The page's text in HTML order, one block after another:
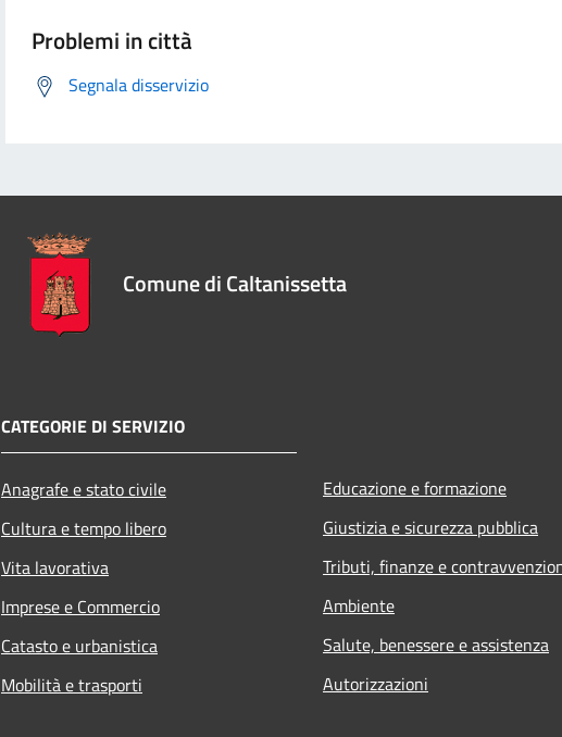
Problemi in città
Segnala disservizio
Comune di Caltanissetta
CATEGORIE DI SERVIZIO
Anagrafe e stato civile
Cultura e tempo libero
Vita lavorativa
Imprese e Commercio
Catasto e urbanistica
Mobilità e trasporti
Educazione e formazione
Giustizia e sicurezza pubblica
Tributi, finanze e
Ambiente
Salute, benessere e assistenza
Autorizzazioni